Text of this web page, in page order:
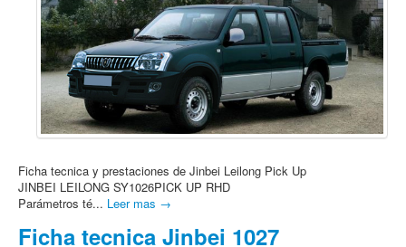
Ficha tecnica y prestaciones de Jinbei Leilong Pick Up
JINBEI LEILONG SY1026PICK UP RHD
Parámetros té... Leer mas →
Ficha tecnica Jinbei 1027